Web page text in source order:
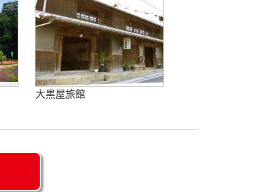
大黒屋旅館